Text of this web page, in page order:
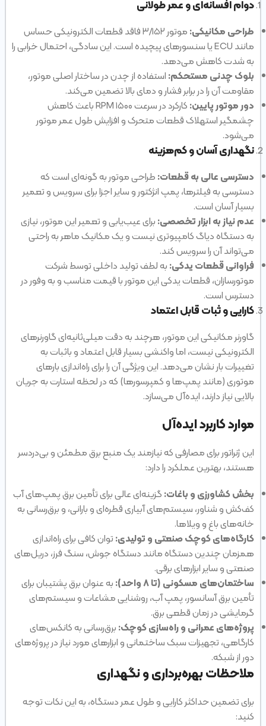
دوام افسانه‌ای و عمر طولانی
طراحی مکانیکی:
موتور ۳/۱۵۲ فاقد قطعات الکترونیکی حساس
مانند ECU یا سنسورهای پیچیده است. این سادگی، احتمال خرابی را
به شدت کاهش می‌دهد.
بلوک چدنی مستحکم:استفاده از چدن در ساختار اصلی موتور،
مقاومت آن را در برابر فشار و دمای بالا تضمین می‌کند.
دور موتور پایین:
کارکرد در سرعت ۱۵۰۰ RPM باعث کاهش
چشمگیر استهلاک قطعات متحرک و افزایش طول عمر موتور
می‌شود.
نگهداری آسان و کم‌هزینه
دسترسی عالی به قطعات:طراحی موتور به گونه‌ای است که
دسترسی به فیلترها، پمپ انژکتور و سایر اجزا برای سرویس و تعمیر
بسیار آسان است.
عدم نیاز به ابزار تخصصی:برای عیب‌یابی و تعمیر این موتور، نیازی
به دستگاه دیاگ کامپیوتری نیست و یک مکانیک ماهر به راحتی
می‌تواند آن را سرویس کند.
فراوانی قطعات یدکی:به لطف تولید داخلی توسط شرکت
موتورسازان، قطعات یدکی این موتور با قیمت مناسب و به وفور در
دسترس است.
کارایی و ثبات قابل اعتماد
گاورنر مکانیکی این موتور، هرچند به دقت میلی‌ثانیه‌ای گاورنرهای
الکترونیکی نیست، اما واکنشی بسیار قابل اعتماد و باثبات به
تغییرات بار نشان می‌دهد. این ویژگی آن را برای راه‌اندازی بارهای
موتوری (مانند پمپ‌ها و کمپرسورها) که در لحظه استارت به جریان
بالایی نیاز دارند، ایده‌آل می‌سازد.
موارد کاربرد ایده‌آل
این ژنراتور برای مصارفی که نیازمند یک منبع برق مطمئن و بی‌دردسر
هستند، بهترین عملکرد را دارد:
بخش کشاورزی و باغات:گزینه‌ای عالی برای تأمین برق پمپ‌های آب
کف‌کش و شناور، سیستم‌های آبیاری قطره‌ای و بارانی، و برق‌رسانی به
خانه‌های باغ و ویلاها.
کارگاه‌های کوچک صنعتی و تولیدی:توان کافی برای راه‌اندازی
همزمان چندین دستگاه مانند دستگاه جوش، سنگ فرز، دریل‌های
صنعتی و سایر ابزارهای برقی.
ساختمان‌های مسکونی (تا ۸ واحد):
به عنوان برق پشتیبان برای
تأمین برق آسانسور، پمپ آب، روشنایی مشاعات و سیستم‌های
گرمایشی در زمان قطعی برق.
پروژه‌های عمرانی و راه‌سازی کوچک:برق‌رسانی به کانکس‌های
کارگاهی، تجهیزات سبک ساختمانی و ابزارهای مورد نیاز در پروژه‌های
دور از شبکه.
ملاحظات بهره‌برداری و نگهداری
برای تضمین حداکثر کارایی و طول عمر دستگاه، به این نکات توجه
کنید: